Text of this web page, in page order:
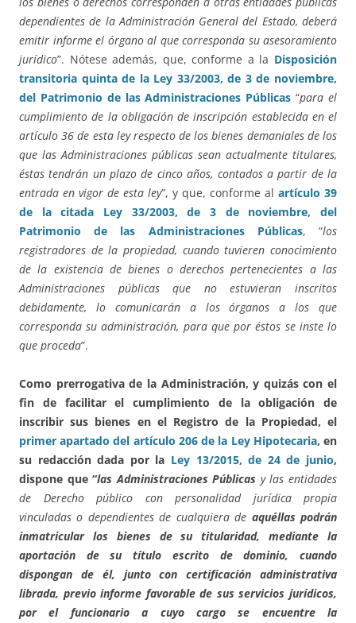
dependientes de la Administración General del Estado, deberá
emitir informe el órgano al que corresponda su asesoramiento
jurídico”. Nótese además, que, conforme a la Disposición
transitoria quinta de la Ley 33/2003, de 3 de noviembre,
del Patrimonio de las Administraciones Públicas “para el
cumplimiento de la obligación de inscripción establecida en el
artículo 36 de esta ley respecto de los bienes demaniales de los
que las Administraciones públicas sean actualmente titulares,
éstas tendrán un plazo de cinco años, contados a partir de la
entrada en vigor de esta ley”, y que, conforme al artículo 39
de la citada Ley 33/2003, de 3 de noviembre, del
Patrimonio de las Administraciones Públicas, “los
registradores de la propiedad, cuando tuvieren conocimiento
de la existencia de bienes o derechos pertenecientes a las
Administraciones públicas que no estuvieran inscritos
debidamente, lo comunicarán a los órganos a los que
corresponda su administración, para que por éstos se inste lo
que proceda”.
Como prerrogativa de la Administración, y quizás con el
fin de facilitar el cumplimiento de la obligación de
inscribir sus bienes en el Registro de la Propiedad, el
primer apartado del artículo 206 de la Ley Hipotecaria, en
su redacción dada por la Ley 13/2015, de 24 de junio,
dispone que “las Administraciones Públicas y las entidades
de Derecho público con personalidad jurídica propia
vinculadas o dependientes de cualquiera de aquéllas podrán
inmatricular los bienes de su titularidad, mediante la
aportación de su título escrito de dominio, cuando
dispongan de él, junto con certificación administrativa
librada, previo informe favorable de sus servicios jurídicos,
por el funcionario a cuyo cargo se encuentre la